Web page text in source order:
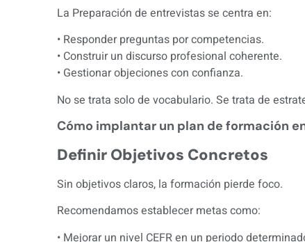
La Preparación de entrevistas se centra en:
• Responder preguntas por competencias.
• Construir un discurso profesional coherente.
• Gestionar objeciones con confianza.
No se trata solo de vocabulario. Se trata de
Cómo implantar un plan de formación
Definir Objetivos Concretos
Sin objetivos claros, la formación pierde foco.
Recomendamos establecer metas como:
• Mejorar un nivel CEFR en un periodo